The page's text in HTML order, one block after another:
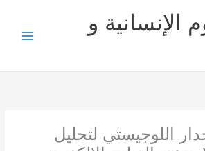
الإنسانية و
اللوجيستي لتحليل